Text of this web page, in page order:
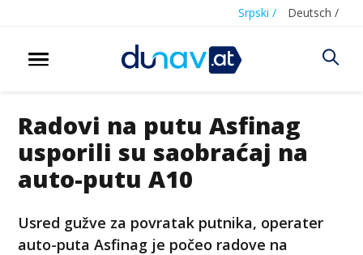
Srpski / Deutsch /
Radovi na putu Asfinag
usporili su saobraćaj na
auto-putu A10
Usred gužve za povratak putnika, operater
auto-puta Asfinag je počeo radove na